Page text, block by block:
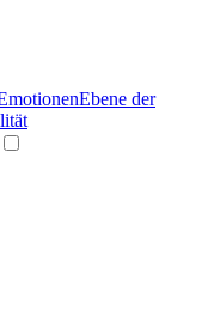
Ebene der